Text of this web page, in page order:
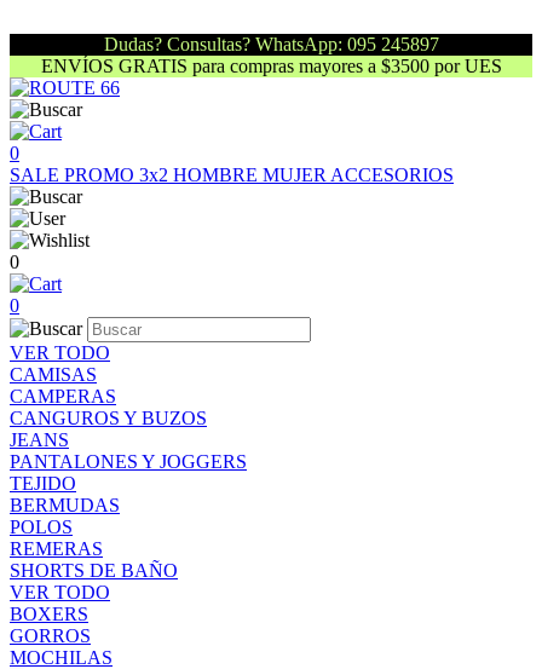
Dudas? Consultas? WhatsApp: 095 245897
ENVÍOS GRATIS para compras mayores a $3500 por UES
0
SALE PROMO 3x2 HOMBRE MUJER ACCESORIOS
0
0
VER TODO
CAMISAS
CAMPERAS
CANGUROS Y BUZOS
JEANS
PANTALONES Y JOGGERS
TEJIDO
BERMUDAS
POLOS
REMERAS
SHORTS DE BAÑO
VER TODO
BOXERS
GORROS
MOCHILAS